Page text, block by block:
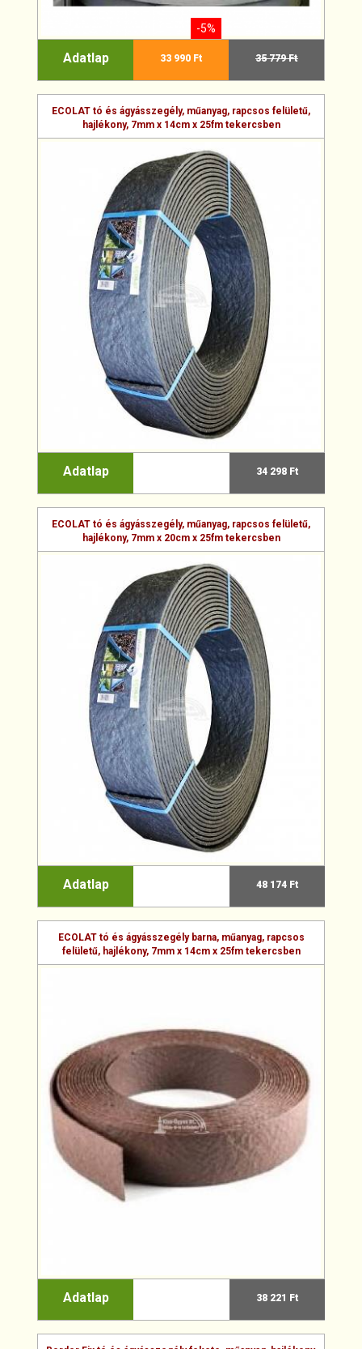
-5%
Adatlap 33 990 Ft 35 779 Ft
ECOLAT tó és ágyásszegély, műanyag, rapcsos felületű,
hajlékony, 7mm x 14cm x 25fm tekercsben
Adatlap 34 298 Ft
ECOLAT tó és ágyásszegély, műanyag, rapcsos felületű,
hajlékony, 7mm x 20cm x 25fm tekercsben
Adatlap 48 174 Ft
ECOLAT tó és ágyásszegély barna, műanyag, rapcsos
felületű, hajlékony, 7mm x 14cm x 25fm tekercsben
Adatlap 38 221 Ft